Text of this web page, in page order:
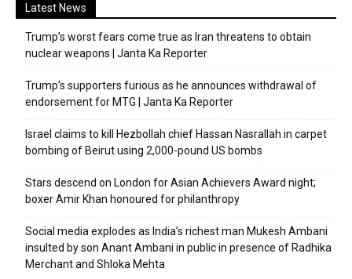
Latest News
Trump’s worst fears come true as Iran threatens to obtain
nuclear weapons | Janta Ka Reporter
Trump’s supporters furious as he announces withdrawal of
endorsement for MTG | Janta Ka Reporter
Israel claims to kill Hezbollah chief Hassan Nasrallah in carpet
bombing of Beirut using 2,000-pound US bombs
Stars descend on London for Asian Achievers Award night;
boxer Amir Khan honoured for philanthropy
Social media explodes as India’s richest man Mukesh Ambani
insulted by son Anant Ambani in public in presence of Radhika
Merchant and Shloka Mehta